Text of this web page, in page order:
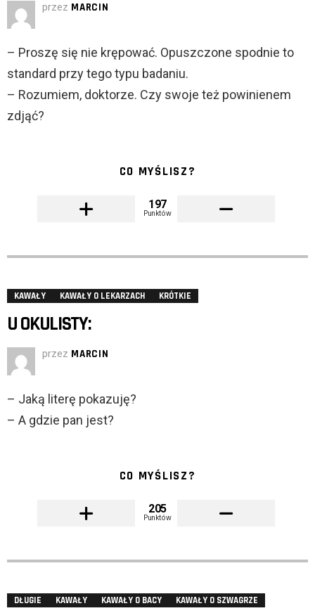
przez MARCIN
– Proszę się nie krępować. Opuszczone spodnie to
standard przy tego typu badaniu.
– Rozumiem, doktorze. Czy swoje też powinienem
zdjąć?
CO MYŚLISZ?
197
Punktów
KAWAŁY KAWAŁY O LEKARZACH KRÓTKIE
U OKULISTY:
przez MARCIN
– Jaką literę pokazuję?
– A gdzie pan jest?
CO MYŚLISZ?
205
Punktów
DŁUGIE KAWAŁY KAWAŁY O BACY KAWAŁY O SZWAGRZE